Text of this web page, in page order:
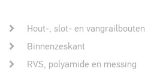
Hout-, slot- en vangrailbouten
Binnenzeskant
RVS, polyamide en messing